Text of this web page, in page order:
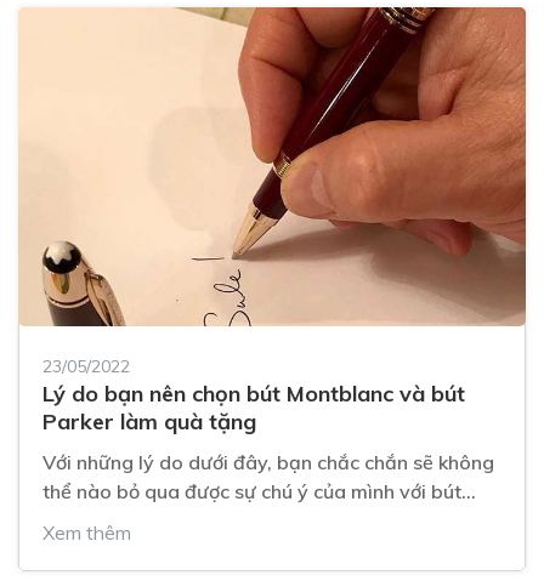
23/05/2022
Lý do bạn nên chọn bút Montblanc và bút
Parker làm quà tặng
Với những lý do dưới đây, bạn chắc chắn sẽ không
thể nào bỏ qua được sự chú ý của mình với bút
Montblanc và bút Parker đâu đấy!
Xem thêm